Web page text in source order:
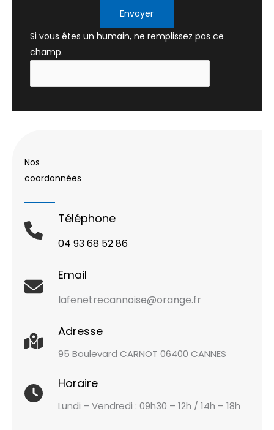
Envoyer
Si vous êtes un humain, ne remplissez pas ce
champ.
Nos
coordonnées
Téléphone
04 93 68 52 86
Email
lafenetrecannoise@orange.fr
Adresse
95 Boulevard CARNOT 06400 CANNES
Horaire
Lundi – Vendredi : 09h30 – 12h / 14h – 18h